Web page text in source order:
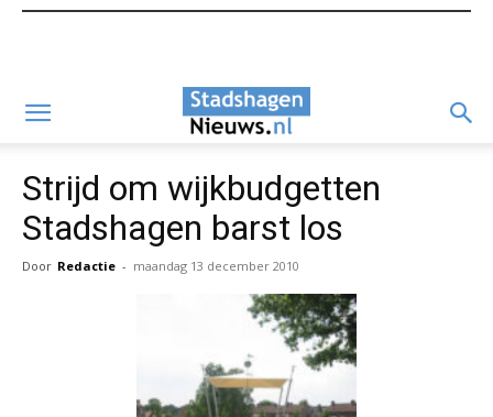
Strijd om wijkbudgetten
Stadshagen barst los
Door Redactie - maandag 13 december 2010